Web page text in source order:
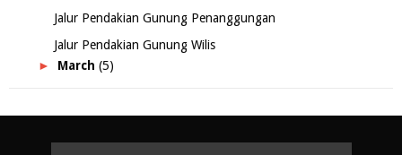
Jalur Pendakian Gunung Penanggungan
Jalur Pendakian Gunung Wilis
► March (5)